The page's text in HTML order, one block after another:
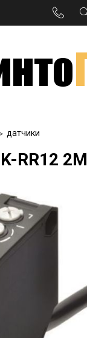
датчики
RR12 2M